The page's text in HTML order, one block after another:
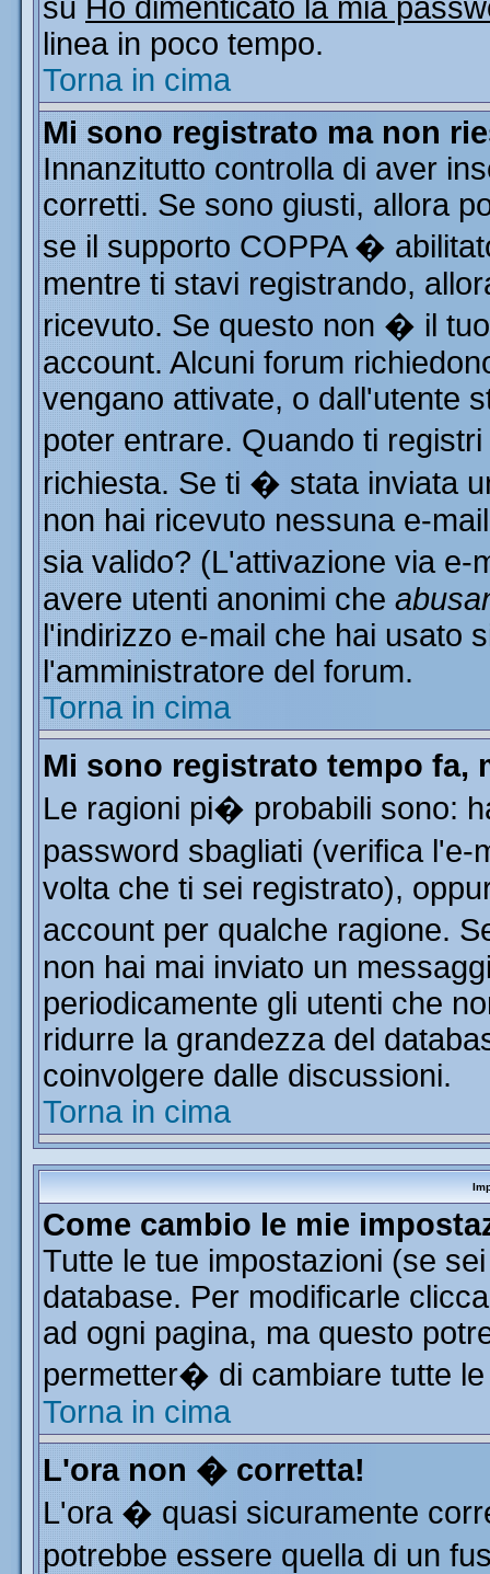
su Ho dimenticato la mia
linea in poco tempo.
Torna in cima
Mi sono registrato ma non
Innanzitutto controlla di aver
corretti. Se sono giusti, allora
se il supporto COPPA �
mentre ti stavi registrando,
ricevuto. Se questo non � il
account. Alcuni forum
vengano attivate, o dall'utente
poter entrare. Quando ti
richiesta. Se ti � stata inviata
non hai ricevuto nessuna e-
sia valido? (L'attivazione via
avere utenti anonimi che
l'indirizzo e-mail che hai usato
l'amministratore del forum.
Torna in cima
Mi sono registrato tempo
Le ragioni pi� probabili sono:
password sbagliati (verifica
volta che ti sei registrato),
account per qualche ragione.
non hai mai inviato un
periodicamente gli utenti che
ridurre la grandezza del
coinvolgere dalle discussioni.
Torna in cima
Come cambio le mie
Tutte le tue impostazioni (se
database. Per modificarle
ad ogni pagina, ma questo
permetter� di cambiare tutte
Torna in cima
L'ora non � corretta!
L'ora � quasi sicuramente
potrebbe essere quella di un